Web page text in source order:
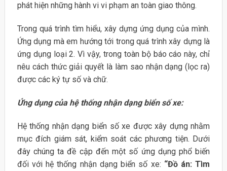
phát hiện những hành vi vi phạm an toàn giao thông.
Trong quá trình tìm hiểu, xây dựng ứng dụng của mình.
Ứng dụng mà em hướng tới trong quá trình xây dựng là
ứng dụng loại 2. Vì vậy, trong toàn bộ báo cáo này, chỉ
nêu cách thức giải quyết là làm sao nhận dạng (lọc ra)
được các ký tự số và chữ.
Ứng dụng của hệ thống nhận dạng biển số xe:
Hệ thống nhận dạng biển số xe được xây dựng nhằm
mục đích giám sát, kiểm soát các phương tiện. Dưới
đây chúng ta đề cập đến một số ứng dụng phổ biến
đối với hệ thống nhận dạng biển số xe: “Đồ án: Tìm